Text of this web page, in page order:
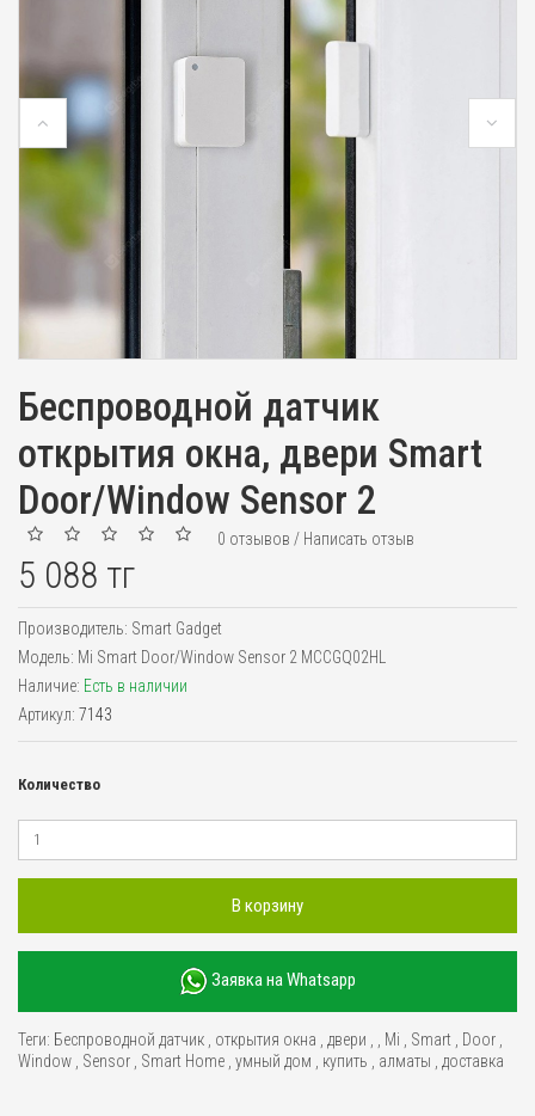
Беспроводной датчик
открытия окна, двери Smart
Door/Window Sensor 2
0 отзывов / Написать отзыв
5 088 тг
Производитель: Smart Gadget
Модель: Mi Smart Door/Window Sensor 2 MCCGQ02HL
Наличие: Есть в наличии
Артикул: 7143
Количество
В корзину
Заявка на Whatsapp
Теги: Беспроводной датчик открытия окна двери Mi Smart Door
Window
Sensor Smart Home умный дом купить алматы доставка